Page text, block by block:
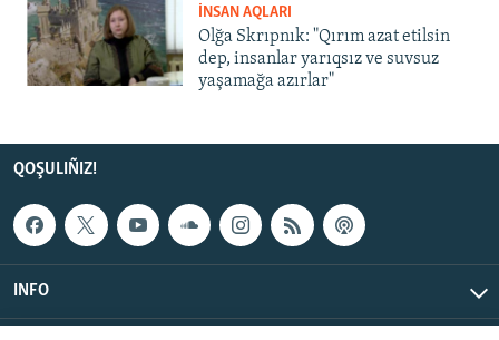
İNSAN AQLARI
Olğa Skrıpnık: "Qırım azat etilsin
dep, insanlar yarıqsız ve suvsuz
yaşamağa azırlar"
QOŞULIÑIZ!
INFO